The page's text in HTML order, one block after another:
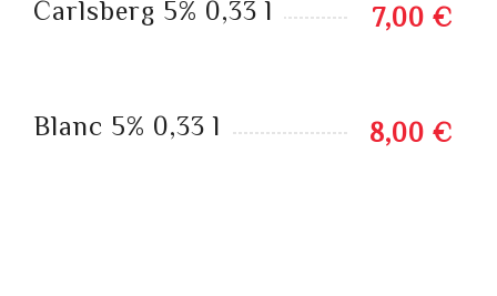
Carlsberg 5% 0,33 l 7,00 €
Blanc 5% 0,33 l 8,00 €